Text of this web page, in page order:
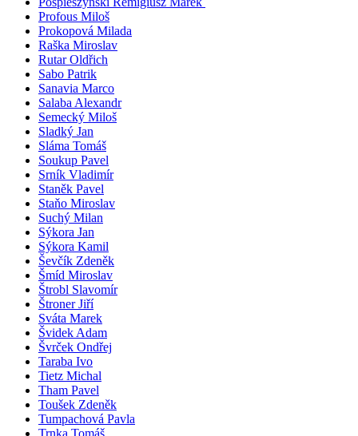
Profous Miloš
Prokopová Milada
Raška Miroslav
Rutar Oldřich
Sabo Patrik
Sanavia Marco
Salaba Alexandr
Semecký Miloš
Sladký Jan
Sláma Tomáš
Soukup Pavel
Srník Vladimír
Staněk Pavel
Staňo Miroslav
Suchý Milan
Sýkora Jan
Sýkora Kamil
Ševčík Zdeněk
Šmíd Miroslav
Štrobl Slavomír
Štroner Jiří
Sváta Marek
Švidek Adam
Švrček Ondřej
Taraba Ivo
Tietz Michal
Tham Pavel
Toušek Zdeněk
Tumpachová Pavla
Trnka Tomáš